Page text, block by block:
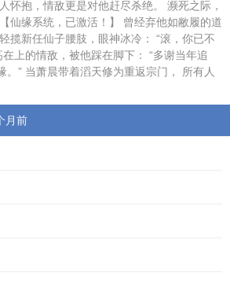
怀抱，情敌更是对他赶尽杀绝。 濒死之际，
仙缘系统，已激活！】 曾经弃他如敝履的道
揽新任仙子腰肢，眼神冰冷： “滚，你已不
上的情敌，被他踩在脚下： “多谢当年追
。” 当萧晨带着滔天修为重返宗门， 所有人
月前